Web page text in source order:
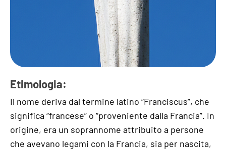
Etimologia:
Il nome deriva dal termine latino “Franciscus”, che
significa “francese” o “proveniente dalla Francia”. In
origine, era un soprannome attribuito a persone
che avevano legami con la Francia, sia per nascita,